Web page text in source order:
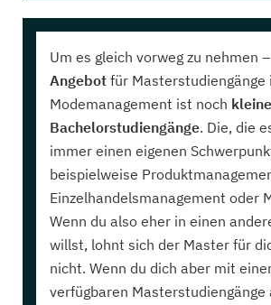
Um es gleich vorweg zu nehmen
Angebot für Masterstudiengänge
Modemanagement ist noch
Bachelorstudiengänge. Die, die
immer einen eigenen
beispielweise
Einzelhandelsmanagement oder
Wenn du also eher in einen
willst, lohnt sich der Master für
nicht. Wenn du dich aber mit
verfügbaren Masterstudiengänge